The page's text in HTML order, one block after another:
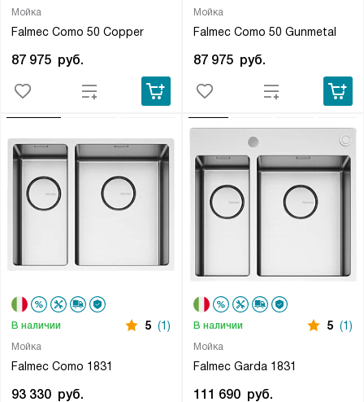
Мойка
Falmec Como 50 Copper
87 975 руб.
Мойка
Falmec Como 50 Gunmetal
87 975 руб.
Мойка
Falmec Como 1831
В наличии 5 (1)
93 330 руб.
Мойка
Falmec Garda 1831
В наличии 5 (1)
111 690 руб.